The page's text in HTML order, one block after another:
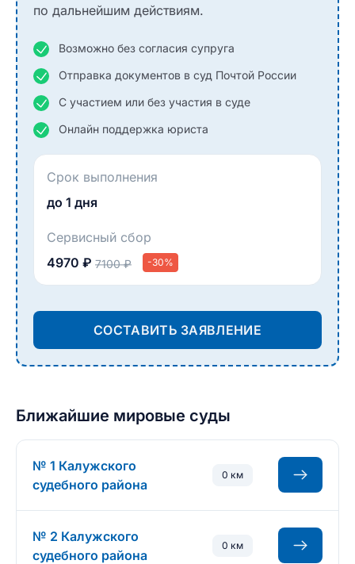
по дальнейшим действиям.
Возможно без согласия супруга
Отправка документов в суд Почтой России
С участием или без участия в суде
Онлайн поддержка юриста
Срок выполнения
до 1 дня
Сервисный сбор
4970 ₽ 7100 ₽ -30%
СОСТАВИТЬ ЗАЯВЛЕНИЕ
Ближайшие мировые суды
№ 1 Калужского
судебного района
0 км
№ 2 Калужского
судебного района
0 км